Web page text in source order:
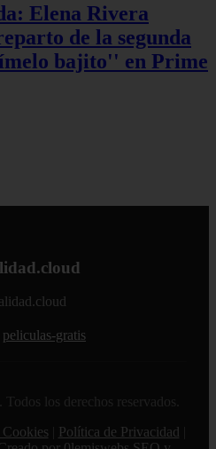
Elena Rivera
de la segunda
bajito'' en Prime
peliculas-gratis
los derechos reservados.
Política de Privacidad